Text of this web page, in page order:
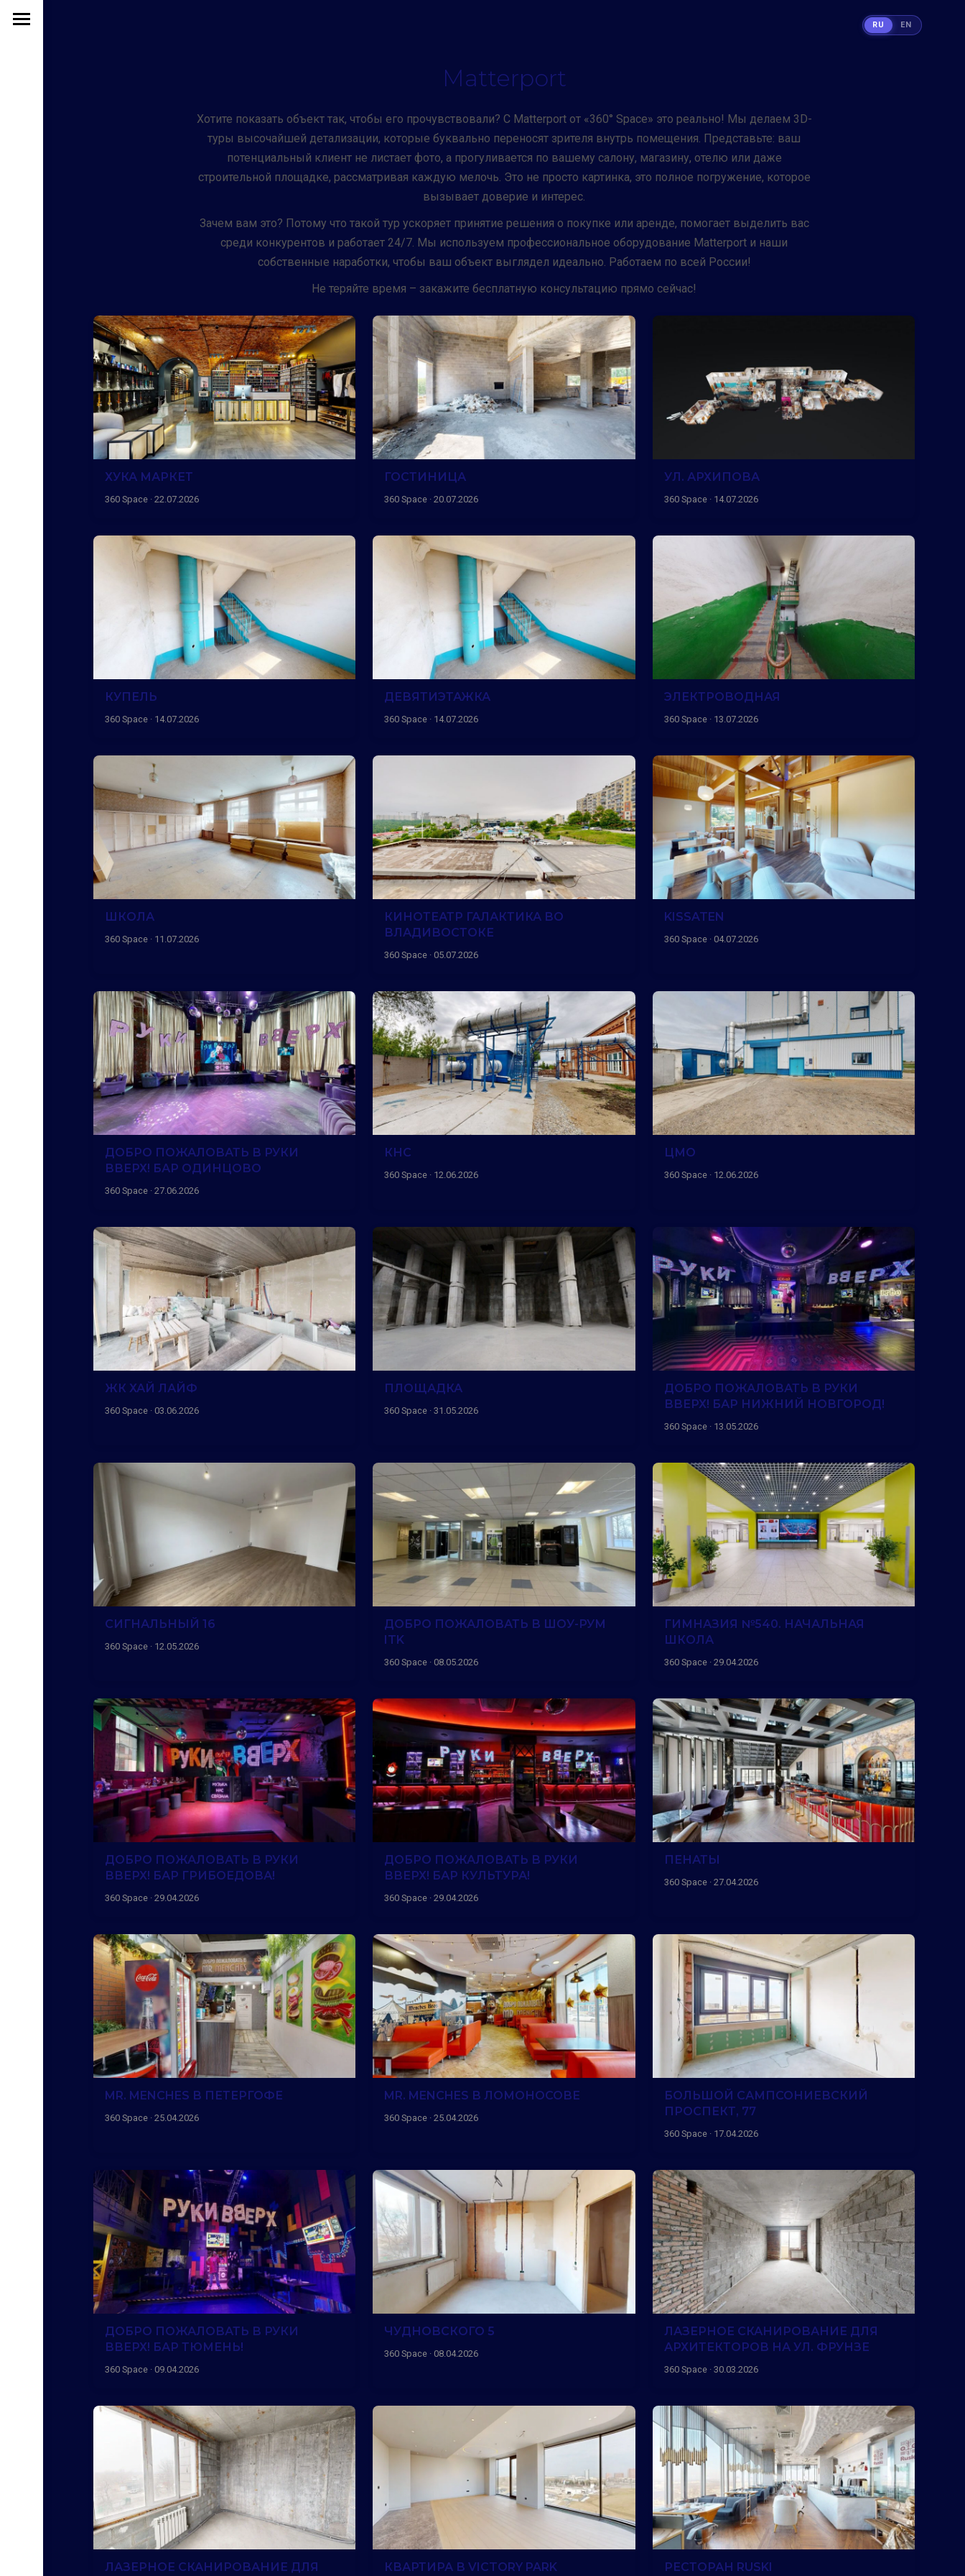
Matterport
Хотите показать объект так, чтобы его прочувствовали? С Matterport от «360° Space» это реально! Мы делаем 3D-
туры высочайшей детализации, которые буквально переносят зрителя внутрь помещения. Представьте: ваш
потенциальный клиент не листает фото, а прогуливается по вашему салону, магазину, отелю или даже
строительной площадке, рассматривая каждую мелочь. Это не просто картинка, это полное погружение, которое
вызывает доверие и интерес.
Зачем вам это? Потому что такой тур ускоряет принятие решения о покупке или аренде, помогает выделить вас
среди конкурентов и работает 24/7. Мы используем профессиональное оборудование Matterport и наши
собственные наработки, чтобы ваш объект выглядел идеально. Работаем по всей России!
Не теряйте время – закажите бесплатную консультацию прямо сейчас!
ХУКА МАРКЕТ
360 Space · 22.07.2026
ГОСТИНИЦА
360 Space · 20.07.2026
УЛ. АРХИПОВА
360 Space · 14.07.2026
КУПЕЛЬ
360 Space · 14.07.2026
ДЕВЯТИЭТАЖКА
360 Space · 14.07.2026
ЭЛЕКТРОВОДНАЯ
360 Space · 13.07.2026
ШКОЛА
360 Space · 11.07.2026
КИНОТЕАТР ГАЛАКТИКА ВО
ВЛАДИВОСТОКЕ
360 Space · 05.07.2026
KISSATEN
360 Space · 04.07.2026
ДОБРО ПОЖАЛОВАТЬ В РУКИ
ВВЕРХ! БАР ОДИНЦОВО
360 Space · 27.06.2026
КНС
360 Space · 12.06.2026
ЦМО
360 Space · 12.06.2026
ЖК ХАЙ ЛАЙФ
360 Space · 03.06.2026
ПЛОЩАДКА
360 Space · 31.05.2026
ДОБРО ПОЖАЛОВАТЬ В РУКИ
ВВЕРХ! БАР НИЖНИЙ НОВГОРОД!
360 Space · 13.05.2026
СИГНАЛЬНЫЙ 16
360 Space · 12.05.2026
ДОБРО ПОЖАЛОВАТЬ В ШОУ-РУМ
ITK
360 Space · 08.05.2026
ГИМНАЗИЯ №540. НАЧАЛЬНАЯ
ШКОЛА
360 Space · 29.04.2026
ДОБРО ПОЖАЛОВАТЬ В РУКИ
ВВЕРХ! БАР ГРИБОЕДОВА!
360 Space · 29.04.2026
ДОБРО ПОЖАЛОВАТЬ В РУКИ
ВВЕРХ! БАР КУЛЬТУРА!
360 Space · 29.04.2026
ПЕНАТЫ
360 Space · 27.04.2026
MR. MENCHES В ПЕТЕРГОФЕ
360 Space · 25.04.2026
MR. MENCHES В ЛОМОНОСОВЕ
360 Space · 25.04.2026
БОЛЬШОЙ САМПСОНИЕВСКИЙ
ПРОСПЕКТ, 77
360 Space · 17.04.2026
ДОБРО ПОЖАЛОВАТЬ В РУКИ
ВВЕРХ! БАР ТЮМЕНЬ!
360 Space · 09.04.2026
ЧУДНОВСКОГО 5
360 Space · 08.04.2026
ЛАЗЕРНОЕ СКАНИРОВАНИЕ ДЛЯ
АРХИТЕКТОРОВ НА УЛ. ФРУНЗЕ
360 Space · 30.03.2026
ЛАЗЕРНОЕ СКАНИРОВАНИЕ ДЛЯ КВАРТИРА В VICTORY PARK РЕСТОРАН RUSKI
RU EN